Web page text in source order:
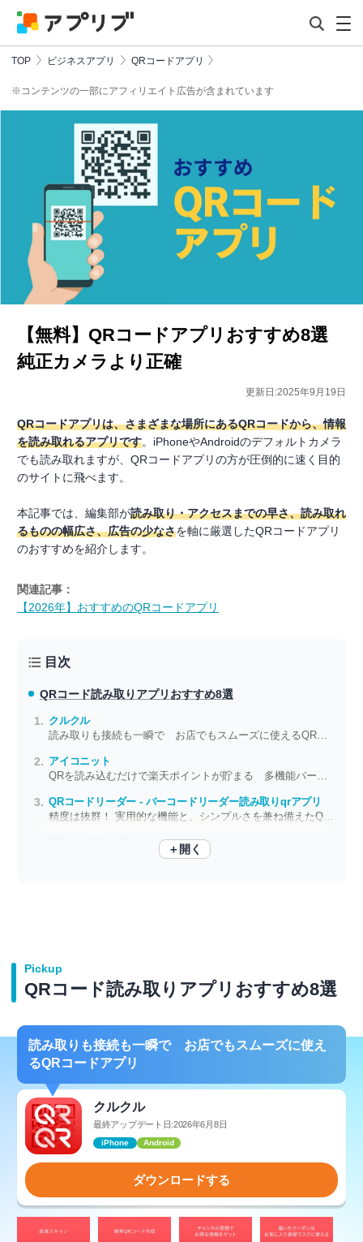
TOP ビジネスアプリ QRコードアプリ
※コンテンツの一部にアフィリエイト広告が含まれています
【無料】QRコードアプリおすすめ8選
純正カメラより正確
更新日:2025年9月19日
QRコードアプリは、さまざまな場所にあるQRコードから、情報
を読み取れるアプリです。iPhoneやAndroidのデフォルトカメラ
でも読み取れますが、QRコードアプリの方が圧倒的に速く目的
のサイトに飛べます。
本記事では、編集部が読み取り・アクセスまでの早さ、読み取れ
るものの幅広さ、広告の少なさを軸に厳選したQRコードアプリ
のおすすめを紹介します。
関連記事：
【2026年】おすすめのQRコードアプリ
目次
QRコード読み取りアプリ おすすめ8選
クルクル
アイコニット
QRコードリーダー - バーコードリーダー読み取りqrアプリ
素早く読み取れるからストレスフリー
＋開く
Pickup
QRコード読み取りアプリおすすめ8選
読み取りも接続も一瞬で お店でもスムーズに使え
るQRコードアプリ
クルクル
最終アップデート日:2026年6月8日
iPhone Android
ダウンロードする